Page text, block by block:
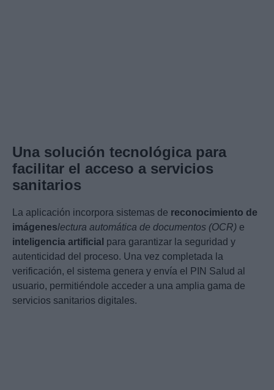
Una solución tecnológica para
facilitar el acceso a servicios
sanitarios
La aplicación incorpora sistemas de reconocimiento de
imágeneslectura automática de documentos (OCR) e
inteligencia artificial para garantizar la seguridad y
autenticidad del proceso. Una vez completada la
verificación, el sistema genera y envía el PIN Salud al
usuario, permitiéndole acceder a una amplia gama de
servicios sanitarios digitales.